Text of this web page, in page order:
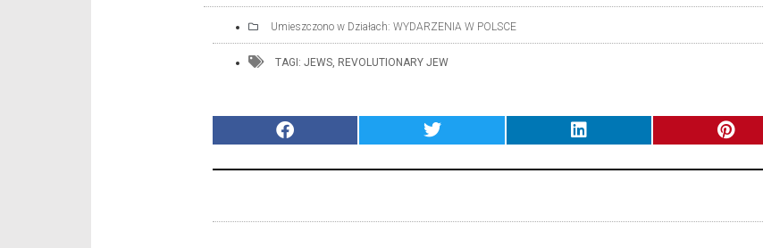
Umieszczono w Działach: WYDARZENIA W POLSCE
TAGI: JEWS, REVOLUTIONARY JEW